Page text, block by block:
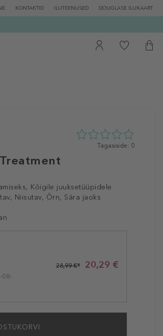
KONTAKTID ILUTEENUSED DOUGLASE ILUKAART
Kõigile juuksetüüpidele
Niisutav, Õrn, Sära jaoks
0
Tagasiside: 0
08-
20,29 €
28,99 €*